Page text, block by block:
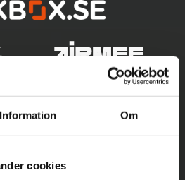
Information Om
cookies